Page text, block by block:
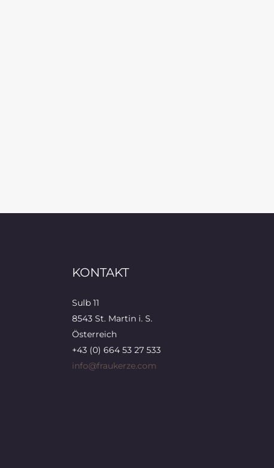
KONTAKT
Sulb 11
8543 St. Martin i. S.
Österreich
+43 (0) 664 53 27 533
info@fraukerze.com